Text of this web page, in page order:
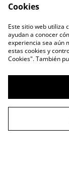
Política
Política
Cookies
Este sitio web utiliza
ayudan a conocer
experiencia sea aún
estas cookies y
Cookies". También